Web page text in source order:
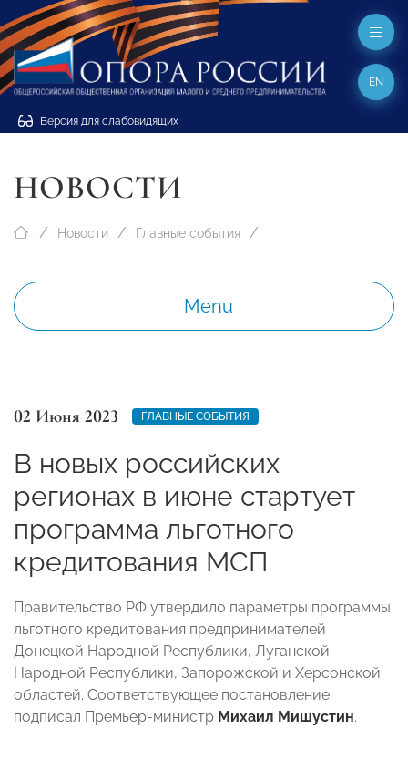
Версия для слабовидящих
EN
НОВОСТИ
Новости Главные события
Menu
02 Июня 2023 ГЛАВНЫЕ СОБЫТИЯ
В новых российских
регионах в июне стартует
программа льготного
кредитования МСП
Правительство РФ утвердило параметры программы
льготного кредитования предпринимателей
Донецкой Народной Республики, Луганской
Народной Республики, Запорожской и Херсонской
областей. Соответствующее постановление
подписал Премьер-министр Михаил Мишустин.